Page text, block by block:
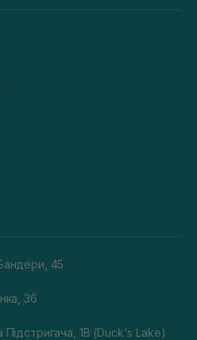
45
36
Підстригача, 1В (Duck's Lake)